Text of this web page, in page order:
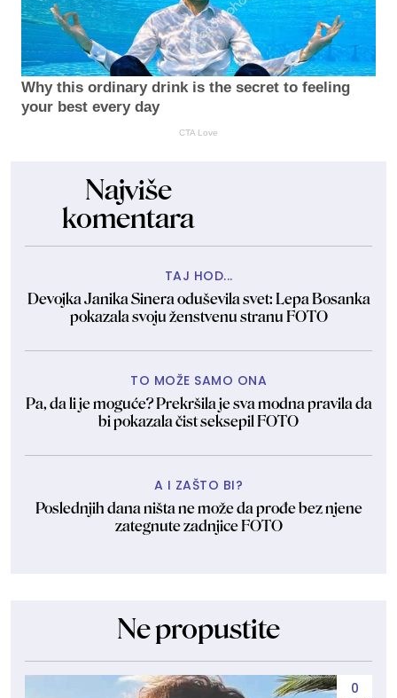
Why this ordinary drink is the secret to feeling
your best every day
CTA Love
Najviše
komentara
TAJ HOD...
Devojka Janika Sinera oduševila svet: Lepa Bosanka
pokazala svoju ženstvenu stranu FOTO
TO MOŽE SAMO ONA
Pa, da li je moguće? Prekršila je sva modna pravila da
bi pokazala čist seksepil FOTO
A I ZAŠTO BI?
Poslednjih dana ništa ne može da prođe bez njene
zategnute zadnjice FOTO
Ne propustite
0